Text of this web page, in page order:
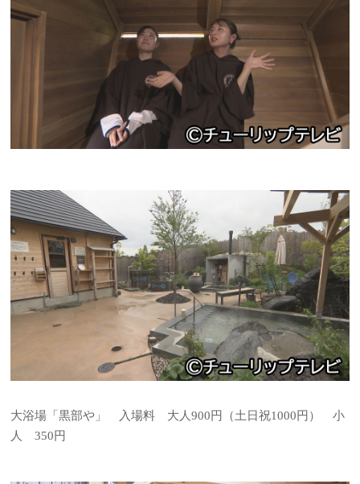
大浴場「黒部や」 入場料 大人900円（土日祝1000円） 小
人 350円